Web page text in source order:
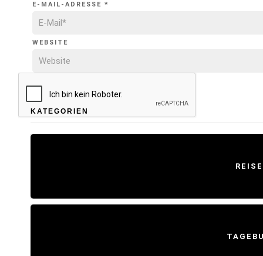
E-MAIL-ADRESSE *
WEBSITE
KATEGORIEN